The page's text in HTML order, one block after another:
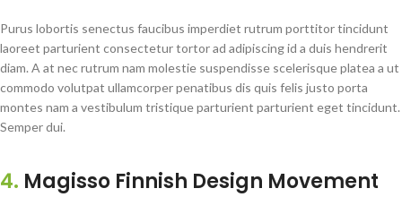
Purus lobortis senectus faucibus imperdiet rutrum porttitor tincidunt
laoreet parturient consectetur tortor ad adipiscing id a duis hendrerit
diam. A at nec rutrum nam molestie suspendisse scelerisque platea a ut
commodo volutpat ullamcorper penatibus dis quis felis justo porta
montes nam a vestibulum tristique parturient parturient eget tincidunt.
Semper dui.
4. Magisso Finnish Design Movement